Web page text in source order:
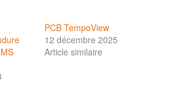
PCB TempoView
12 décembre 2025
Article similaire